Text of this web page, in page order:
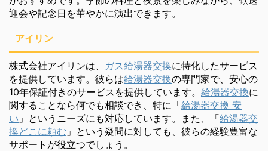
迎会や記念日を華やかに演出できます。
アイリン
株式会社アイリンは、 ガス給湯器交換に特化したサービス
を提供しています。彼らは給湯器交換の専門家で、安心の
10年保証付きのサービスを提供しています。 給湯器交換に
関することなら何でも相談でき、特に「給湯器交換 安
い 」というニーズにも対応しています。また、「給湯器交
換どこに頼む 」という疑問に対しても、彼らの経験豊富な
サポートが役立つでしょう。